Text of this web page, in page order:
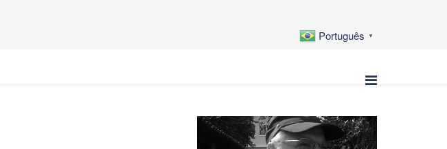
Português ▼